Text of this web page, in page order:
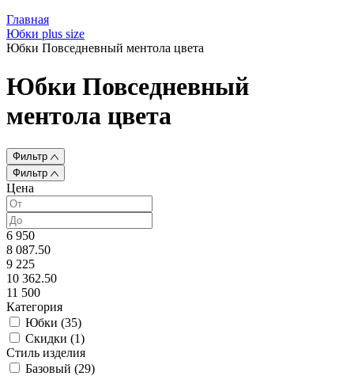
Главная
Юбки plus size
Юбки Повседневный ментола цвета
Юбки Повседневный
ментола цвета
Фильтр
Фильтр
Цена
6 950
8 087.50
9 225
10 362.50
11 500
Категория
Юбки (35)
Скидки (1)
Стиль изделия
Базовый (29)